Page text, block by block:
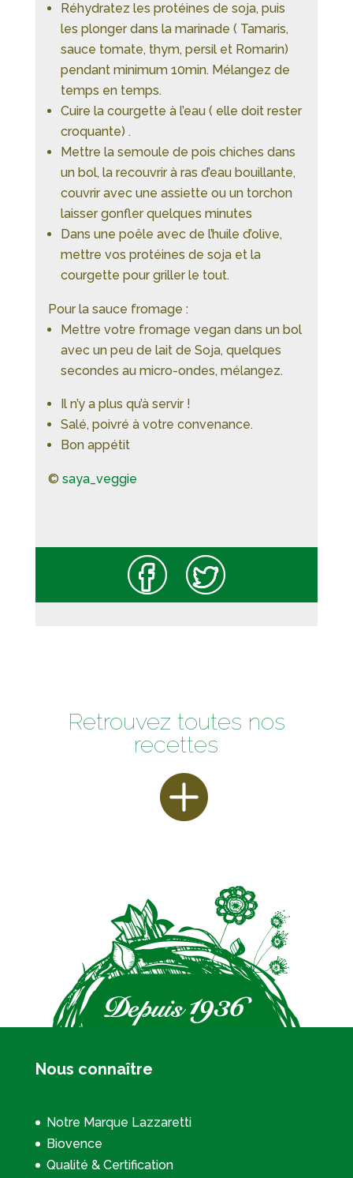
Réhydratez les protéines de soja, puis
les plonger dans la marinade ( Tamaris,
sauce tomate, thym, persil et Romarin)
pendant minimum 10min. Mélangez de
temps en temps.
Cuire la courgette à l’eau ( elle doit rester
croquante) .
Mettre la semoule de pois chiches dans
un bol, la recouvrir à ras d’eau bouillante,
couvrir avec une assiette ou un torchon
laisser gonfler quelques minutes
Dans une poêle avec de l’huile d’olive,
mettre vos protéines de soja et la
courgette pour griller le tout.
Pour la sauce fromage :
Mettre votre fromage vegan dans un bol
avec un peu de lait de Soja, quelques
secondes au micro-ondes, mélangez.
Il n’y a plus qu’à servir !
Salé, poivré à votre convenance.
Bon appétit
© saya_veggie
Retrouvez toutes nos
recettes
Nous connaître
Notre Marque Lazzaretti
Biovence
Qualité & Certification